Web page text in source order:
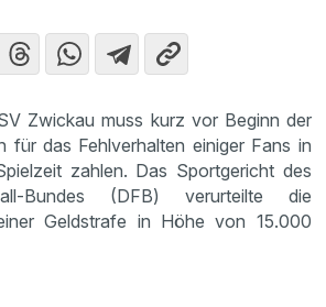
Zwickau muss kurz vor Beginn der
für das Fehlverhalten einiger Fans in
zahlen. Das Sportgericht des
Bundes (DFB) verurteilte die
Geldstrafe in Höhe von 15.000